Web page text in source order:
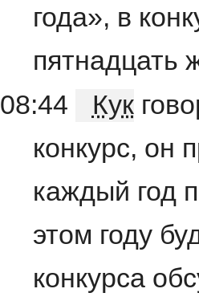
года», в
пятнадцать
08:44
Кук
конкурс, он
каждый год
этом году
конкурса